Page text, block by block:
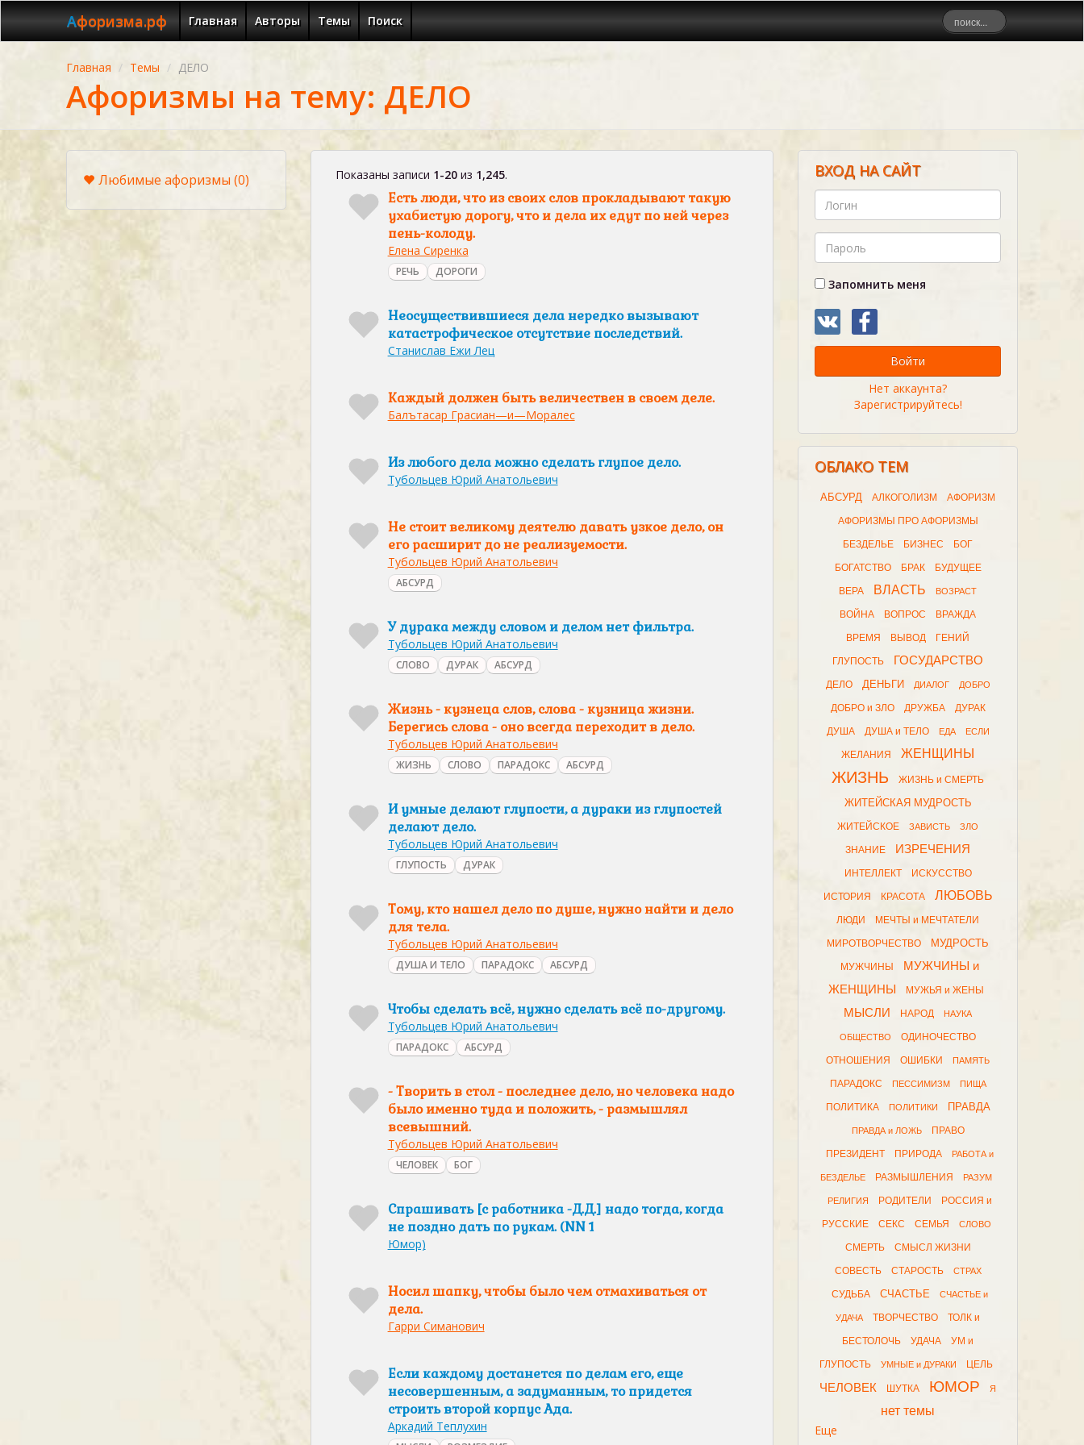
Афоризма.рф Главная Авторы Темы Поиск
Главная Темы ДЕЛО
Афоризмы на тему: ДЕЛО
Любимые афоризмы(0) Показаны записи 1-20из 1,245.
Есть люди, что из своих слов прокладывают такую
ухабистую дорогу, что и дела их едут по ней через
пень-колоду.
Елена Сиренка
РЕЧЬ ДОРОГИ
Неосуществившиеся дела нередко вызывают
катастрофическое отсутствие последствий.
Станислав Ежи Лец
Каждый должен быть величествен в своем деле.
Балътасар Грасиан—и—Моралес
Из любого дела можно сделать глупое дело.
Тубольцев Юрий Анатольевич
Не стоит великому деятелю давать узкое дело, он
его расширит до не реализуемости.
Тубольцев Юрий Анатольевич
АБСУРД
У дурака между словом и делом нет фильтра.
Тубольцев Юрий Анатольевич
СЛОВО ДУРАК АБСУРД
Жизнь - кузнеца слов, слова - кузница жизни.
Берегись слова - оно всегда переходит в дело.
Тубольцев Юрий Анатольевич
ЖИЗНЬ СЛОВО ПАРАДОКС АБСУРД
И умные делают глупости, а дураки из глупостей
делают дело.
Тубольцев Юрий Анатольевич
ГЛУПОСТЬ ДУРАК
Тому, кто нашел дело по душе, нужно найти и дело
для тела.
Тубольцев Юрий Анатольевич
ДУША И ТЕЛО ПАРАДОКС АБСУРД
Чтобы сделать всё, нужно сделать всё по-другому.
Тубольцев Юрий Анатольевич
ПАРАДОКС АБСУРД
- Творить в стол - последнее дело, но человека надо
было именно туда и положить, - размышлял
всевышний.
Тубольцев Юрий Анатольевич
ЧЕЛОВЕК БОГ
Спрашивать [с работника -Д.Д.] надо тогда, когда
не поздно дать по рукам. (NN 1
Юмор)
Носил шапку, чтобы было чем отмахиваться от
дела.
Гарри Симанович
Если каждому достанется по делам его, еще
несовершенным, а задуманным, то придется
строить второй корпус Ада.
Аркадий Теплухин
ВХОД НА САЙТ
Запомнить меня
Войти
Нет аккаунта?
Зарегистрируйтесь!
ОБЛАКО ТЕМ
АБСУРД АЛКОГОЛИЗМ АФОРИЗМ
АФОРИЗМЫ ПРО АФОРИЗМЫ
БЕЗДЕЛЬЕ БИЗНЕС БОГ
БОГАТСТВО БРАК БУДУЩЕЕ
ВЕРА ВЛАСТЬ ВОЗРАСТ
ВОЙНА ВОПРОС ВРАЖДА
ВРЕМЯ ВЫВОД ГЕНИЙ
ГЛУПОСТЬ ГОСУДАРСТВО
ДЕЛО ДЕНЬГИ ДИАЛОГ ДОБРО
ДОБРО и ЗЛО ДРУЖБА ДУРАК
ДУША ДУША и ТЕЛО ЕДА ЕСЛИ
ЖЕЛАНИЯ ЖЕНЩИНЫ
ЖИЗНЬ ЖИЗНЬ и СМЕРТЬ
ЖИТЕЙСКАЯ МУДРОСТЬ
ЖИТЕЙСКОЕ ЗАВИСТЬ ЗЛО
ЗНАНИЕ ИЗРЕЧЕНИЯ
ИНТЕЛЛЕКТ ИСКУССТВО
ИСТОРИЯ КРАСОТА ЛЮБОВЬ
ЛЮДИ МЕЧТЫ и МЕЧТАТЕЛИ
МИРОТВОРЧЕСТВО МУДРОСТЬ
МУЖЧИНЫ
МУЖЧИНЫ и
ЖЕНЩИНЫ
МУЖЬЯ и ЖЕНЫ
МЫСЛИ НАРОД НАУКА
ОБЩЕСТВО ОДИНОЧЕСТВО
ОТНОШЕНИЯ ОШИБКИ ПАМЯТЬ
ПАРАДОКС ПЕССИМИЗМ ПИЩА
ПОЛИТИКА ПОЛИТИКИ ПРАВДА
ПРАВДА и ЛОЖЬ ПРАВО
ПРЕЗИДЕНТ ПРИРОДА РАБОТА и
БЕЗДЕЛЬЕ РАЗМЫШЛЕНИЯ РАЗУМ
РЕЛИГИЯ РОДИТЕЛИ РОССИЯ и
РУССКИЕ СЕКС СЕМЬЯ СЛОВО
СМЕРТЬ СМЫСЛ ЖИЗНИ
СОВЕСТЬ СТАРОСТЬ СТРАХ
СУДЬБА СЧАСТЬЕ СЧАСТЬЕ и
УДАЧА ТВОРЧЕСТВО ТОЛК и
БЕСТОЛОЧЬ УДАЧА УМ и
ГЛУПОСТЬ УМНЫЕ и ДУРАКИ ЦЕЛЬ
ЧЕЛОВЕК ШУТКА ЮМОР Я
нет темы
Еще